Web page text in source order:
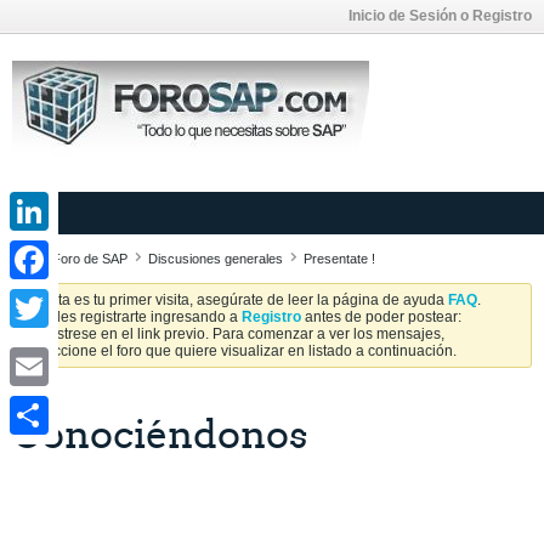
Inicio de Sesión o Registro
Foro de SAP Discusiones generales Presentate !
Si esta es tu primer visita, asegúrate de leer la página de ayuda FAQ.
Puedes registrarte ingresando a Registro antes de poder postear:
Regístrese en el link previo. Para comenzar a ver los mensajes,
seleccione el foro que quiere visualizar en listado a continuación.
Conociéndonos
LinkedIn
Facebook
Twitter
Email